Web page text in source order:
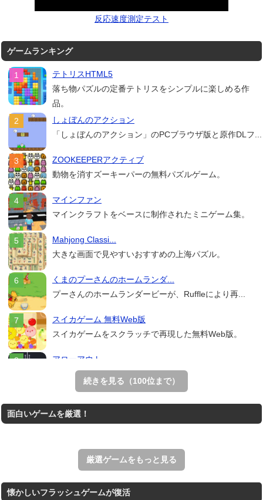
反応速度測定テスト
ゲームランキング
テトリスHTML5
落ち物パズルの定番テトリスをシンプルに楽しめる作
品。
しょぼんのアクション
「しょぼんのアクション」のPCブラウザ版と原作DLフ...
ZOOKEEPERアクティブ
動物を消すズーキーパーの無料パズルゲーム。
マインファン
マインクラフトをベースに制作されたミニゲーム集。
Mahjong Classi...
大きな画面で見やすいおすすめの上海パズル。
くまのプーさんのホームランダ...
プーさんのホームランダービーが、Ruffleにより再...
スイカゲーム 無料Web版
スイカゲームをスクラッチで再現した無料Web版。
アローアウト
すべての矢印を画面外へ導くパズルゲーム。
ホールを巨大に育成する落とし穴ゲーム。
王国を構築していく放置系のシミュレーションゲーム。
続きを見る（100位まで）
面白いゲームを厳選！
厳選ゲームをもっと見る
懐かしいフラッシュゲームが復活